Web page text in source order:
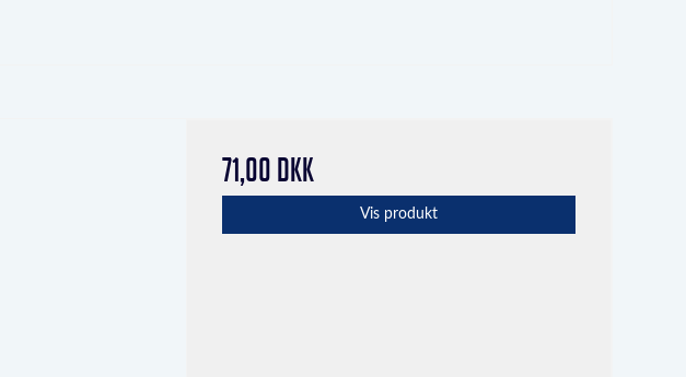
71,00 DKK
Vis produkt